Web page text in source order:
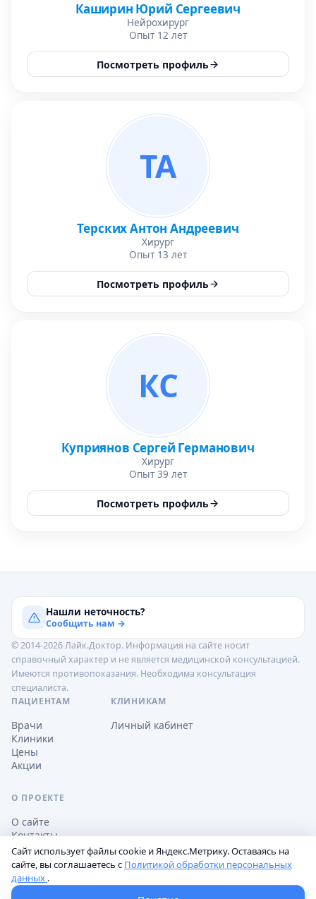
Каширин Юрий Сергеевич
Нейрохирург
Опыт 12 лет
Посмотреть профиль
ТА
Терских Антон Андреевич
Хирург
Опыт 13 лет
Посмотреть профиль
КС
Куприянов Сергей Германович
Хирург
Опыт 39 лет
Посмотреть профиль
Нашли неточность?
Сообщить нам →
© 2014-2026 Лайк.Доктор. Информация на сайте носит
справочный характер и не является медицинской консультацией.
Имеются противопоказания. Необходима консультация
специалиста.
ПАЦИЕНТАМ
Врачи
Клиники
Цены
Акции
КЛИНИКАМ
Личный кабинет
О ПРОЕКТЕ
О сайте
Контакты
Обработка персональных данных
Пользовательское соглашениеНастройки cookie
Сайт использует файлы cookie и Яндекс.Метрику. Оставаясь на
сайте, вы соглашаетесь с Политикой обработки персональных
данных .